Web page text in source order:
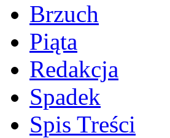
Brzuch
Piąta
Redakcja
Spadek
Spis Treści